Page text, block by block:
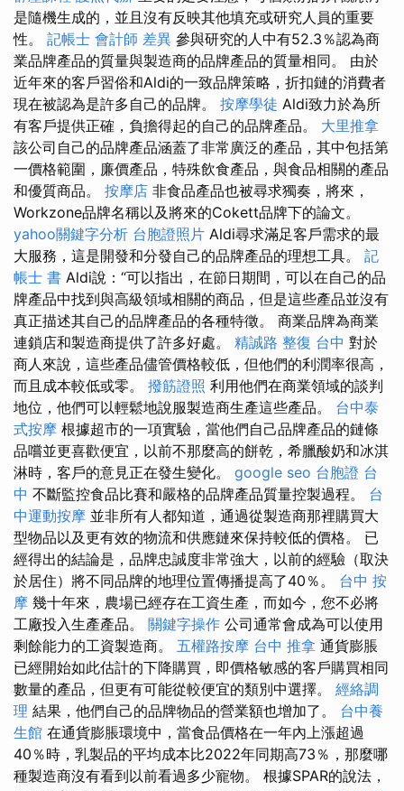
是隨機生成的，並且沒有反映其他填充或研究人員的重要
性。 記帳士 會計師 差異 參與研究的人中有52.3％認為商
業品牌產品的質量與製造商的品牌產品的質量相同。 由於
近年來的客戶習俗和Aldi的一致品牌策略，折扣鏈的消費者
現在被認為是許多自己的品牌。 按摩學徒 Aldi致力於為所
有客戶提供正確，負擔得起的自己的品牌產品。 大里推拿
該公司自己的品牌產品涵蓋了非常廣泛的產品，其中包括第
一價格範圍，廉價產品，特殊飲食產品，與食品相關的產品
和優質商品。 按摩店 非食品產品也被尋求獨奏，將來，
Workzone品牌名稱以及將來的Cokett品牌下的論文。
yahoo關鍵字分析 台胞證照片 Aldi尋求滿足客戶需求的最
大服務，這是開發和分發自己的品牌產品的理想工具。 記
帳士 書 Aldi說：“可以指出，在節日期間，可以在自己的品
牌產品中找到與高級領域相關的商品，但是這些產品並沒有
真正描述其自己的品牌產品的各種特徵。 商業品牌為商業
連鎖店和製造商提供了許多好處。 精誠路 整復 台中 對於
商人來說，這些產品儘管價格較低，但他們的利潤率很高，
而且成本較低或零。 撥筋證照 利用他們在商業領域的談判
地位，他們可以輕鬆地說服製造商生產這些產品。 台中泰
式按摩 根據超市的一項實驗，當他們自己品牌產品的鏈條
品嚐並更喜歡便宜，以前不那麼高的餅乾，希臘酸奶和冰淇
淋時，客戶的意見正在發生變化。 google seo 台胞證 台
中 不斷監控食品比賽和嚴格的品牌產品質量控製過程。 台
中運動按摩 並非所有人都知道，通過從製造商那裡購買大
型物品以及更有效的物流和供應鏈來保持較低的價格。 已
經得出的結論是，品牌忠誠度非常強大，以前的經驗（取決
於居住）將不同品牌的地理位置傳播提高了40％。 台中 按
摩 幾十年來，農場已經存在工資生產，而如今，您不必將
工廠投入生產產品。 關鍵字操作 公司通常會成為可以使用
剩餘能力的工資製造商。 五權路按摩 台中 推拿 通貨膨脹
已經開始如此估計的下降購買，即價格敏感的客戶購買相同
數量的產品，但更有可能從較便宜的類別中選擇。 經絡調
理 結果，他們自己的品牌物品的營業額也增加了。 台中養
生館 在通貨膨脹環境中，當食品價格在一年內上漲超過
40％時，乳製品的平均成本比2022年同期高73％，那麼哪
種製造商沒有看到以前看過多少寵物。 根據SPAR的說法，